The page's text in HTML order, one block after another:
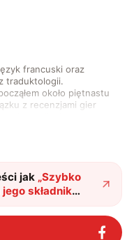
francuski oraz
traduktologii.
około piętnastu
z recenzjami gier
związane z nauką
sport.
jak „Szybko
składnik
technologia